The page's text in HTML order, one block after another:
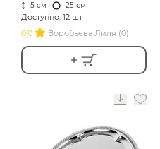
5 см 25 см
Доступно: 12 шт
0.0
Воробьева Лиля (0)